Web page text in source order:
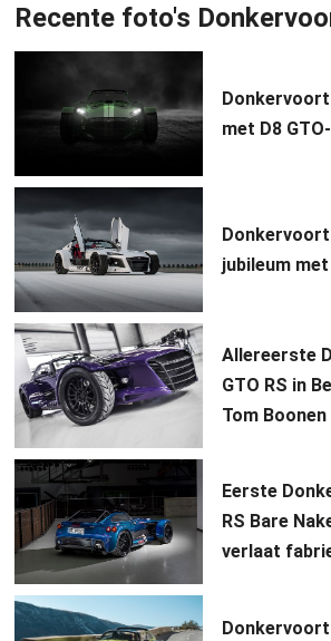
Recente foto's
met D8
jubileum
Allereerste
GTO RS in
Tom Boonen
Eerste
RS Bare
verlaat